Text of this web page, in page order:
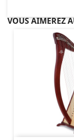
VOUS AIMEREZ